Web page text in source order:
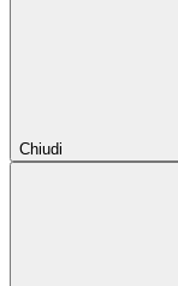
Chiudi